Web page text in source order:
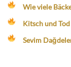
Wie viele
Kitsch und
Sevim